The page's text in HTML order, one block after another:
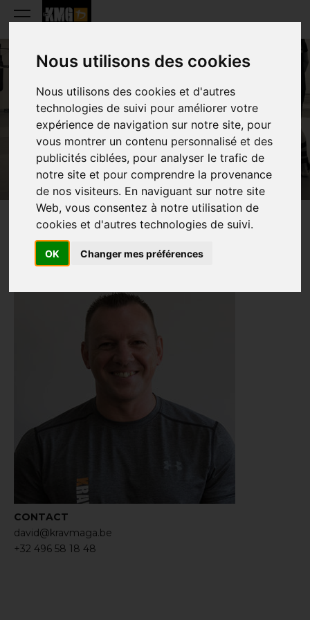
Nous utilisons des cookies
Nous utilisons des cookies et d'autres
technologies de suivi pour améliorer votre
expérience de navigation sur notre site, pour
vous montrer un contenu personnalisé et des
publicités ciblées, pour analyser le trafic de
notre site et pour comprendre la provenance
de nos visiteurs. En naviguant sur notre site
Web, vous consentez à notre utilisation de
cookies et d'autres technologies de suivi.
OK Changer mes préférences
DAVID BOUCHER
PRESENTATIE
CONTACT
david@kravmaga.be
+32 496 58 18 48